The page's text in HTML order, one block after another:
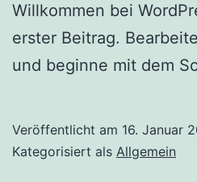
Willkommen bei
erster Beitrag.
und beginne mit dem
Veröffentlicht am 16. Januar
Kategorisiert als Allgemein